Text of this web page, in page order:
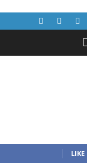
LIKE